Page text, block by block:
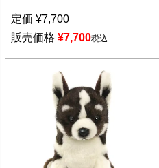
定価 ¥7,700
販売価格 ¥7,700税込